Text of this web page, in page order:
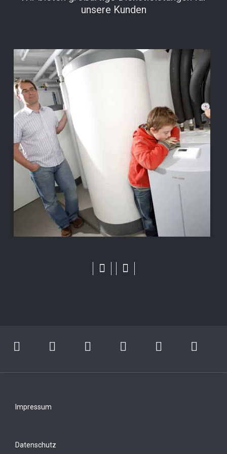
unsere Kunden
Impressum
Datenschutz